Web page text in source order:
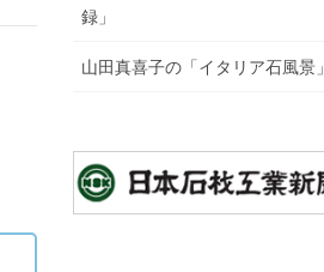
録」
山田真喜子の「イタリア石風景」